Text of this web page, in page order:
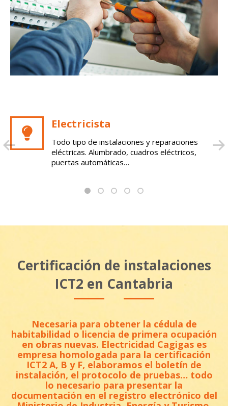
Electricista
Todo tipo de instalaciones y reparaciones
eléctricas. Alumbrado, cuadros eléctricos,
puertas automáticas…
Certificación de instalaciones
ICT2 en Cantabria
Necesaria para obtener la cédula de
habitabilidad o licencia de primera ocupación
en obras nuevas. Electricidad Cagigas es
empresa homologada para la certificación
ICT2 A, B y F, elaboramos el boletín de
instalación, el protocolo de pruebas… todo
lo necesario para presentar la
documentación en el registro electrónico del